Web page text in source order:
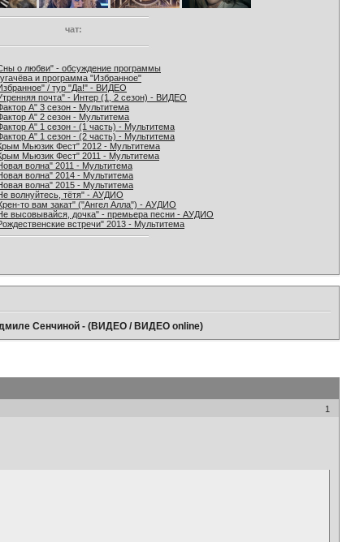
чат:
о любви" - обсуждение программы
и программа "Избранное"
/ тур "Да!" - ВИДЕО
почта" - Интер (1, 2 сезон) - ВИДЕО
А" 3 сезон - Мультитема
А" 2 сезон - Мультитема
А" 1 сезон - (1 часть) - Мультитема
А" 1 сезон - (2 часть) - Мультитема
Мьюзик Фест" 2012 - Мультитема
Мьюзик Фест" 2011 - Мультитема
волна" 2011 - Мультитема
волна" 2014 - Мультитема
волна" 2015 - Мультитема
волнуйтесь, тётя" - АУДИО
то вам закат" ("Ангел Алла") - АУДИО
высовывайся, дочка" - премьера песни - АУДИО
встречи" 2013 - Мультитема
Сенчиной - (ВИДЕО / ВИДЕО online)
1